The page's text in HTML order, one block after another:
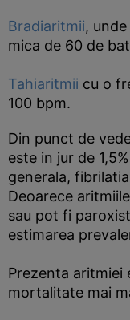
Bradiaritmii,
mica de 60 de
Tahiaritmii cu o
100 bpm.
Din punct de
este in jur de
generala,
Deoarece
sau pot fi
estimarea
Prezenta aritmiei
mortalitate mai